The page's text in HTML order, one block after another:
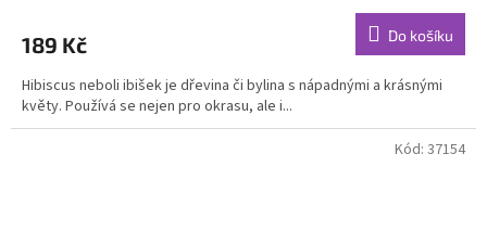
je
z
5
hvězdiček.
189 Kč Do košíku
Hibiscus neboli ibišek je dřevina či bylina s nápadnými a krásnými
květy. Používá se nejen pro okrasu, ale i...
Kód: 37154